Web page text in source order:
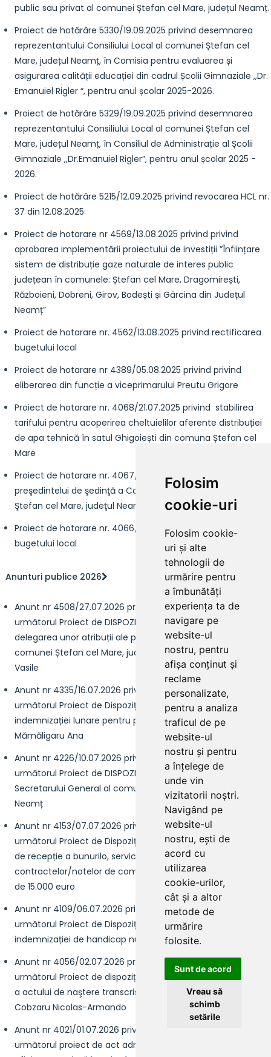
Folosim
cookie-uri
Folosim cookie-
uri și alte
tehnologii de
urmărire pentru
a îmbunătăți
experiența ta de
navigare pe
website-ul
nostru, pentru
afișa conținut și
reclame
personalizate,
pentru a analiza
traficul de pe
website-ul
nostru și pentru
a înțelege de
unde vin
vizitatorii noștri.
Navigând pe
website-ul
nostru, ești de
acord cu
utilizarea
cookie-urilor,
cât și a altor
metode de
urmărire
folosite.
Sunt de acord
Vreau să
schimb
setările
public sau privat al comunei Ștefan cel Mare, județul Neamț.
Proiect de hotărâre 5330/19.09.2025 privind desemnarea
reprezentantului Consiliului Local al comunei Ștefan cel
Mare, județul Neamț, în Comisia pentru evaluarea și
asigurarea calității educației din cadrul Școlii Gimnaziale ,,Dr.
Emanuiel Rigler “, pentru anul școlar 2025-2026.
Proiect de hotărâre 5329/19.09.2025 privind desemnarea
reprezentantului Consiliului Local al comunei Ștefan cel
Mare, județul Neamț, în Consiliul de Administrație al Școlii
Gimnaziale ,,Dr.Emanuiel Rigler”, pentru anul școlar 2025 -
2026.
Proiect de hotărâre 5215/12.09.2025 privind revocarea HCL nr.
37 din 12.08.2025
Proiect de hotarare nr 4569/13.08.2025 privind privind
aprobarea implementării proiectului de investiții ”Înființare
sistem de distribuție gaze naturale de interes public
județean în comunele: Ștefan cel Mare, Dragomirești,
Războieni, Dobreni, Girov, Bodești și Gârcina din Județul
Neamț”
Proiect de hotarare nr. 4562/13.08.2025 privind rectificarea
bugetului local
Proiect de hotarare nr 4389/05.08.2025 privind privind
eliberarea din funcție a viceprimarului Preutu Grigore
Proiect de hotarare nr. 4068/21.07.2025 privind stabilirea
tarifului pentru acoperirea cheltuielilor aferente distribuției
de apa tehnică în satul Ghigoiești din comuna Ștefan cel
Mare
Proiect de hotarare nr. 4067/21.07.2025 privind alegerea
preşedintelui de şedinţă a Consiliului Local al Comunei
Ştefan cel Mare, judeţul Neamţ, pentru următoarele 3 luni.
Proiect de hotarare nr. 4066/21.07.2025 privind rectificarea
bugetului local
Anunturi publice 2026
Anunt nr 4508/27.07.2026 privind intenția de a elabora
următorul Proiect de DISPOZIȚIE a primarului privind
delegarea unor atribuții ale primarului către viceprimarul
comunei Ștefan cel Mare, județul Neamț, domnului Stoian
Vasile
Anunt nr 4335/16.07.2026 privind intenția de a elabora
următorul Proiect de Dispoziție privind încetarea acordării
indemnizației lunare pentru persoana cu handicap
Mămăligaru Ana
Anunt nr 4226/10.07.2026 privind intenția de a elabora
următorul Proiect de DISPOZIȚIE privind delegarea atribuțiilor
Secretarului General al comunei Ștefan cel Mare, județul
Neamț
Anunt nr 4153/07.07.2026 privind intenția de a elabora
următorul Proiect de Dispoziție privind modificarea comisiei
de recepție a bunurilo, servicilor și lucrărilor aferente
contractelor/notelor de comandă, cu o valoare mai mica
de 15.000 euro
Anunt nr 4109/06.07.2026 privind intenția de a elabora
următorul Proiect de Dispoziție privind încetarea acordării
indemnizației de handicap numitei Rusu Elena
Anunt nr 4056/02.07.2026 privind intenția de a elabora
următorul Proiect de dispoziție privind rectificarea din oficiu
a actului de naştere transcris nr. 4 din 29.10.2025 privind pe
Cobzaru Nicolas-Armando
Anunt nr 4021/01.07.2026 privind intenția de a elabora
următorul proiect de act administrativ Rectificarea din